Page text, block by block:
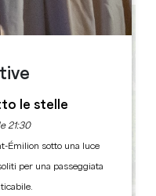
le stelle
21:30
Émilion sotto una luce
per una passeggiata